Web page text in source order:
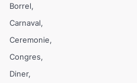
Borrel
Carnaval
Ceremonie
Congres
Diner